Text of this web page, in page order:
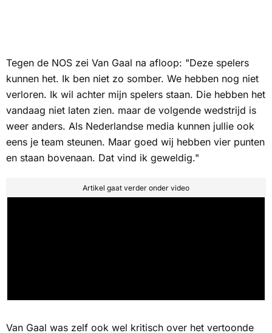
Tegen de NOS zei Van Gaal na afloop: "Deze spelers
kunnen het. Ik ben niet zo somber. We hebben nog niet
verloren. Ik wil achter mijn spelers staan. Die hebben het
vandaag niet laten zien. maar de volgende wedstrijd is
weer anders. Als Nederlandse media kunnen jullie ook
eens je team steunen. Maar goed wij hebben vier punten
en staan bovenaan. Dat vind ik geweldig."
Artikel gaat verder onder video
Van Gaal was zelf ook wel kritisch over het vertoonde